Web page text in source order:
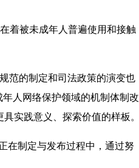
着被未成年人普遍使用和接触
范的制定和司法政策的演变也
人网络保护领域的机制体制改
实践意义、探索价值的样板。
在制定与发布过程中，通过努